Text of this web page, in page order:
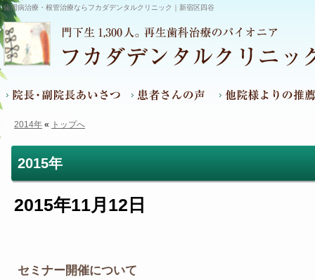
2015年
歯周病治療・根管治療ならフカダデンタルクリニック｜新宿区四谷
2014年 « トップへ
2015年11月12日
セミナー開催について